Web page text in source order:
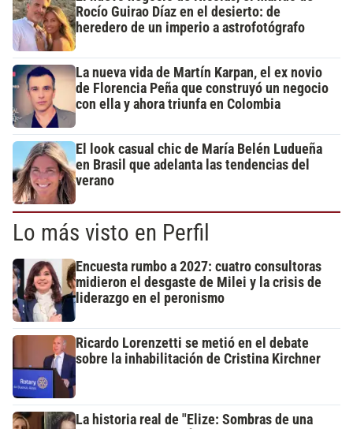
Rocío Guirao Díaz en el desierto: de
heredero de un imperio a astrofotógrafo
La nueva vida de Martín Karpan, el ex novio
de Florencia Peña que construyó un negocio
con ella y ahora triunfa en Colombia
El look casual chic de María Belén Ludueña
en Brasil que adelanta las tendencias del
verano
Lo más visto en Perfil
Encuesta rumbo a 2027: cuatro consultoras
midieron el desgaste de Milei y la crisis de
liderazgo en el peronismo
Ricardo Lorenzetti se metió en el debate
sobre la inhabilitación de Cristina Kirchner
La historia real de "Elize: Sombras de una